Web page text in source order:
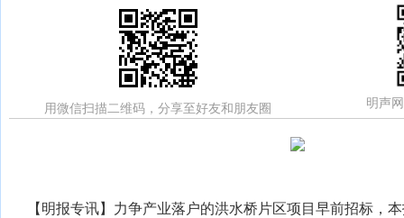
用微信扫描二维码，分享至好友和朋友圈 明声
【明报专讯】力争产业落户的洪水桥片区项目早前招标，